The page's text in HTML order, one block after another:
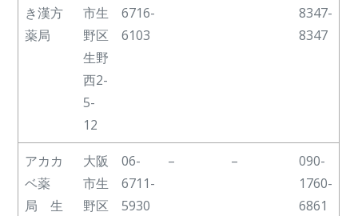
き漢方
薬局
市生
野区
生野
西2-
5-
12
6716-
6103
8347-
8347
アカカ
ベ薬
局 生
大阪
市生
野区
06-
6711-
5930
– –
090-
1760-
6861